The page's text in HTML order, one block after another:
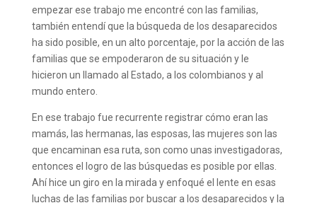
empezar ese trabajo me encontré con las familias,
también entendí que la búsqueda de los desaparecidos
ha sido posible, en un alto porcentaje, por la acción de las
familias que se empoderaron de su situación y le
hicieron un llamado al Estado, a los colombianos y al
mundo entero.
En ese trabajo fue recurrente registrar cómo eran las
mamás, las hermanas, las esposas, las mujeres son las
que encaminan esa ruta, son como unas investigadoras,
entonces el logro de las búsquedas es posible por ellas.
Ahí hice un giro en la mirada y enfoqué el lente en esas
luchas de las familias por buscar a los desaparecidos y la